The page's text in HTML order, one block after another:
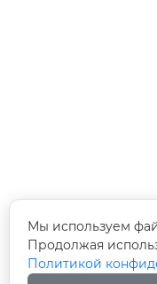
Мы используем
Продолжая
Политикой